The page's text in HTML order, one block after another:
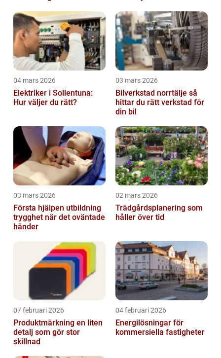
04 mars 2026
Elektriker i Sollentuna:
Hur väljer du rätt?
03 mars 2026
Bilverkstad norrtälje så
hittar du rätt verkstad för
din bil
03 mars 2026
Första hjälpen utbildning
trygghet när det oväntade
händer
02 mars 2026
Trädgårdsplanering som
håller över tid
07 februari 2026
Produktmärkning en liten
detalj som gör stor
skillnad
04 februari 2026
Energilösningar för
kommersiella fastigheter